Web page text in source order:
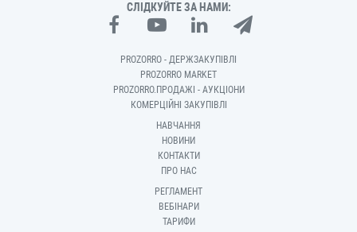
СЛІДКУЙТЕ ЗА НАМИ:
PROZORRO - ДЕРЖЗАКУПІВЛІ
PROZORRO MARKET
PROZORRO.ПРОДАЖІ - АУКЦІОНИ
КОМЕРЦІЙНІ ЗАКУПІВЛІ
НАВЧАННЯ
НОВИНИ
КОНТАКТИ
ПРО НАС
РЕГЛАМЕНТ
ВЕБІНАРИ
ТАРИФИ